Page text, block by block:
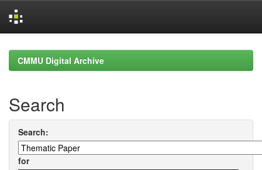
navigationCMMU Digital Archive
Search
Search:
for